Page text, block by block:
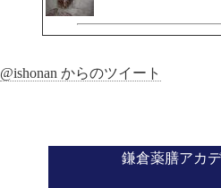
@ishonan からのツイート
鎌倉薬膳アカ